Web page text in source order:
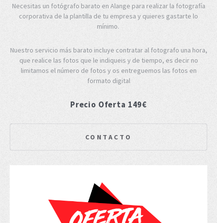
Necesitas un fotógrafo barato en Alange para realizar la fotografía
corporativa de la plantilla de tu empresa y quieres gastarte lo
mínimo.
Nuestro servicio más barato incluye contratar al fotografo una hora,
que realice las fotos que le indiqueis y de tiempo, es decir no
limitamos el número de fotos y os entreguemos las fotos en
formato digital
Precio Oferta 149€
CONTACTO